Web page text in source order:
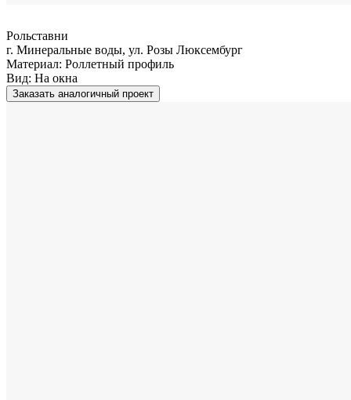
Рольставни
г. Минеральные воды, ул. Розы Люксембург
Материал: Роллетный профиль
Вид: На окна
Заказать аналогичный проект